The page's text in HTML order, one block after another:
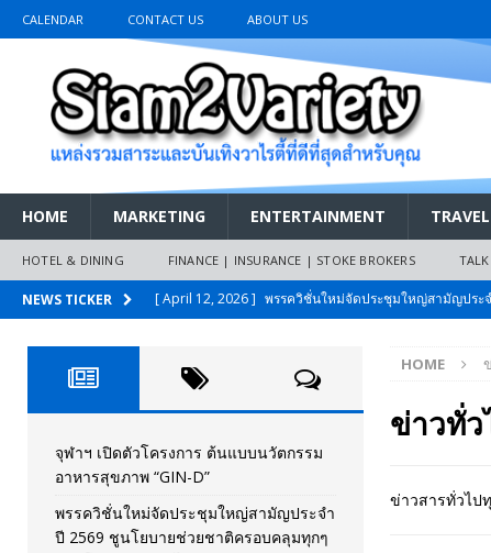
CALENDAR CONTACT US ABOUT US
HOME MARKETING ENTERTAINMENT
HOTEL & DINING FINANCE | INSURANCE | STOKE BROKERS
NEWS TICKER [ April 12, 2026 ] พรรควิชั่นใหม่จัดประชุมใหญ่สามัญประ
[ March 26, 2026 ]
เริ่มแล้วงานมหกรรมยานยนต์ The
เมย.2569
AUTO NEWS
[ February 10, 2026 ] นครปฐมส้มไม่แผ่ว แต่บ้านใหญ่ผนึก
วันที่สายอนุรักษ์นิยมเลิกรบกันเอง
[ November 26, 2025 ] i-Motor เปิดตัว BREEZE ปักธงผู้
HOME
ข่าวทั่ว
ข่าวสารทั่วไป
จุฬาฯ เปิดตัวโครงการ ต้นแบบนวัตกรรม
อาหารสุขภาพ “GIN-D”
พรรควิชั่นใหม่จัดประชุมใหญ่สามัญประจำ
ปี 2569 ชูนโยบายช่วยชาติครอบคลุมทุกๆ